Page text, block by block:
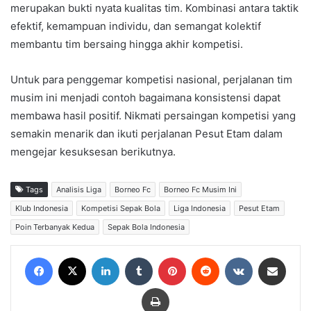
merupakan bukti nyata kualitas tim. Kombinasi antara taktik
efektif, kemampuan individu, dan semangat kolektif
membantu tim bersaing hingga akhir kompetisi.
Untuk para penggemar kompetisi nasional, perjalanan tim
musim ini menjadi contoh bagaimana konsistensi dapat
membawa hasil positif. Nikmati persaingan kompetisi yang
semakin menarik dan ikuti perjalanan Pesut Etam dalam
mengejar kesuksesan berikutnya.
Tags Analisis Liga Borneo Fc
Borneo Fc Musim Ini
Klub Indonesia
Kompetisi Sepak Bola Liga Indonesia
Pesut Etam
Poin Terbanyak Kedua
Sepak Bola Indonesia
Print